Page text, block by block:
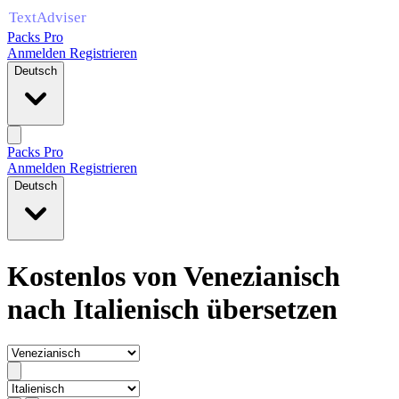
Packs Pro
Anmelden Registrieren
Deutsch
Packs Pro
Anmelden Registrieren
Deutsch
Kostenlos von Venezianisch
nach Italienisch übersetzen